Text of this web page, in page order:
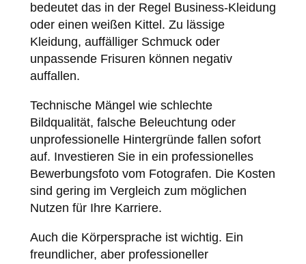
bedeutet das in der Regel Business-Kleidung
oder einen weißen Kittel. Zu lässige
Kleidung, auffälliger Schmuck oder
unpassende Frisuren können negativ
auffallen.
Technische Mängel wie schlechte
Bildqualität, falsche Beleuchtung oder
unprofessionelle Hintergründe fallen sofort
auf. Investieren Sie in ein professionelles
Bewerbungsfoto vom Fotografen. Die Kosten
sind gering im Vergleich zum möglichen
Nutzen für Ihre Karriere.
Auch die Körpersprache ist wichtig. Ein
freundlicher, aber professioneller